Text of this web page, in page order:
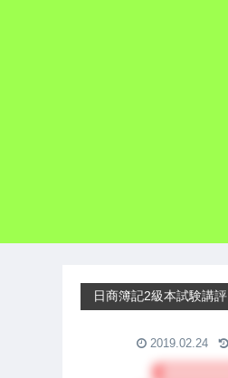
日商簿記2級本試験講評
2019.02.24